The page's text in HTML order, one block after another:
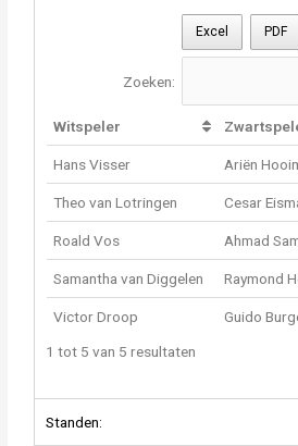
Excel PDF
Zoeken:
Witspeler
Hans Visser Ariën
Theo van Lotringen Cesar
Roald Vos Ahmad
Samantha van Diggelen Raymond
Victor Droop Guido
1 tot 5 van 5 resultaten
Standen: